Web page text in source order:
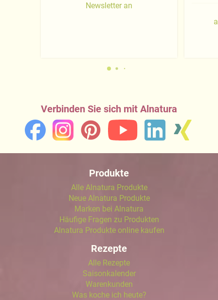
Newsletter an
Verbinden Sie sich mit Alnatura
Produkte
Alle Alnatura Produkte
Neue Alnatura Produkte
Marken bei Alnatura
Häufige Fragen zu Produkten
Alnatura Produkte online kaufen
Rezepte
Alle Rezepte
Saisonkalender
Warenkunden
Was koche ich heute?